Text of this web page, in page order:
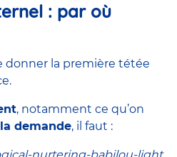
: par où
donner la première tétée
, notamment ce qu’on
demande, il faut :